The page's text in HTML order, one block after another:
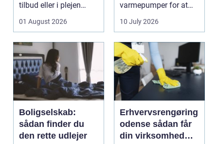
tilbud eller i plejen
pludselig ænd...
01 August 2026
varmepumper for at
sænke
varmeregningen og få
et sunde...
10 July 2026
Boligselskab:
sådan finder du
den rette udlejer
Erhvervsrengøring
odense sådan får
din virksomhed